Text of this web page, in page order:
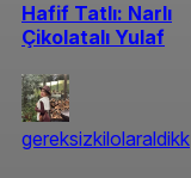
Hafif Tatlı: Narlı
Çikolatalı Yulaf
gereksizkilolaraldikk